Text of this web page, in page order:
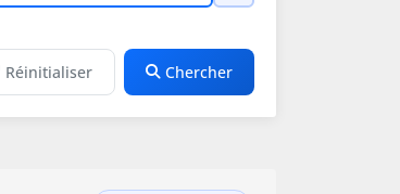
Réinitialiser Chercher